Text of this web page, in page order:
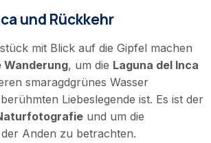
und Rückkehr
mit Blick auf die Gipfel machen
, um die Laguna del Inca
smaragdgrünes Wasser
Liebeslegende ist. Es ist der
und um die
Anden zu betrachten.